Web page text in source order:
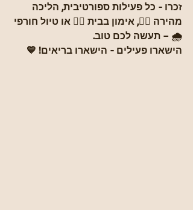
זכרו - כל פעילות ספורטיבית, הליכה
מהירה 🏃‍♀, אימון בבית 🏋‍♀ או טיול חורפי
🌧 – תעשה לכם טוב.
הישארו פעילים - הישארו בריאים! 💙